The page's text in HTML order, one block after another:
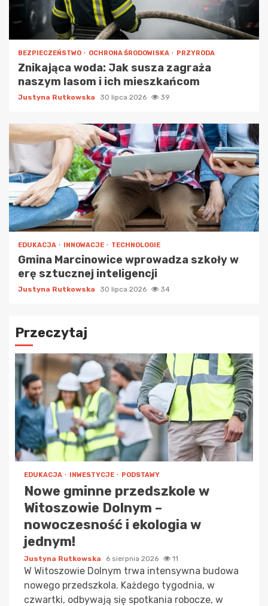
BEZPIECZEŃSTWO OCHRONA ŚRODOWISKA PRZYRODA
Znikająca woda: Jak susza zagraża
naszym lasom i ich mieszkańcom
Justyna Rutkowska 30 lipca 2026 39
EDUKACJA INNOWACJE TECHNOLOGIE
Gmina Marcinowice wprowadza szkoły w
erę sztucznej inteligencji
Justyna Rutkowska 30 lipca 2026 34
Przeczytaj
EDUKACJA INWESTYCJE PODSTAWY
Nowe gminne przedszkole w
Witoszowie Dolnym –
nowoczesność i ekologia w
jednym!
Justyna Rutkowska 6 sierpnia 2026 11
W Witoszowie Dolnym trwa intensywna budowa
nowego przedszkola. Każdego tygodnia, w
czwartki, odbywają się spotkania robocze, w